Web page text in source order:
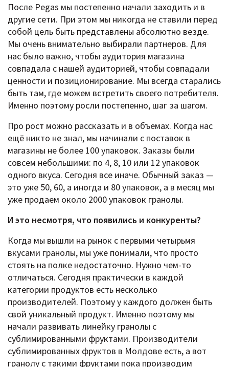
После Pegas мы постепенно начали заходить и в
другие сети. При этом мы никогда не ставили перед
собой цель быть представлены абсолютно везде.
Мы очень внимательно выбирали партнеров. Для
нас было важно, чтобы аудитория магазина
совпадала с нашей аудиторией, чтобы совпадали
ценности и позиционирование. Мы всегда старались
быть там, где можем встретить своего потребителя.
Именно поэтому росли постепенно, шаг за шагом.
Про рост можно рассказать и в объемах. Когда нас
ещё никто не знал, мы начинали с поставок в
магазины не более 100 упаковок. Заказы были
совсем небольшими: по 4, 8, 10 или 12 упаковок
одного вкуса. Сегодня все иначе. Обычный заказ —
это уже 50, 60, а иногда и 80 упаковок, а в месяц мы
уже продаем около 2000 упаковок гранолы.
И это несмотря, что появились и конкуренты?
Когда мы вышли на рынок с первыми четырьмя
вкусами гранолы, мы уже понимали, что просто
стоять на полке недостаточно. Нужно чем-то
отличаться. Сегодня практически в каждой
категории продуктов есть несколько
производителей. Поэтому у каждого должен быть
свой уникальный продукт. Именно поэтому мы
начали развивать линейку гранолы с
сублимированными фруктами. Производители
сублимированных фруктов в Молдове есть, а вот
гранолу с такими фруктами пока производим